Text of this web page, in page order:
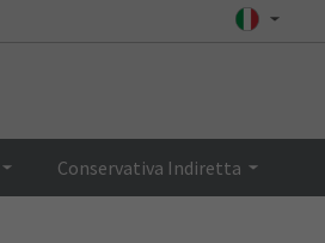
Conservativa Indiretta